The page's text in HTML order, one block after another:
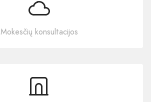
Mokesčių konsultacijos